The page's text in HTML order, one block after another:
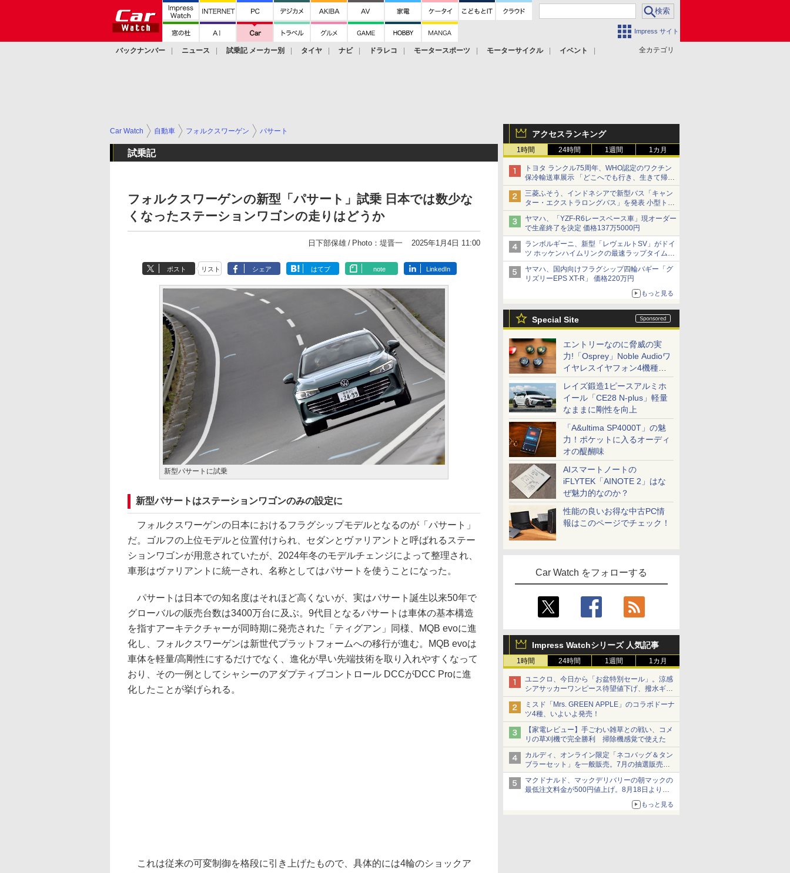
Impress サイト
全カテゴリ
バックナンバー ニュース 試乗記 メーカー別 タイヤ ナビ ドラレコ モータースポーツ モーターサイクル
イベント
アクセスランキング
1時間 24時間 1週間 1カ月
トヨタ ランクル75周年、WHO認定のワクチン
保冷輸送車展示 「どこへでも行き、生きて帰っ
てこられる」ランドクルーザーで命をつなぐ
三菱ふそう、インドネシアで新型バス「キャン
ター・エクストラロングバス」を発表 小型トラ
ックベースの観光・旅客輸送向けバス
ヤマハ、「YZF-R6レースベース車」現オーダー
で生産終了を決定 価格137万5000円
ランボルギーニ、新型「レヴェルトSV」がドイ
ツ ホッケンハイムリンクの最速ラップタイムを
記録
ヤマハ、国内向けフラグシップ四輪バギー「グ
リズリーEPS XT-R」 価格220万円
もっと見る
Special Site
エントリーなのに脅威の実
力!「Osprey」Noble Audioワ
イヤレスイヤフォン4機種を
一気に聴く
レイズ鍛造1ピースアルミホ
イール「CE28 N-plus」軽量
なままに剛性を向上
「A&ultima SP4000T」の魅
力！ポケットに入るオーディ
オの醍醐味
AIスマートノートの
iFLYTEK「AINOTE 2」はな
ぜ魅力的なのか？
性能の良いお得な中古PC情
報はこのページでチェック！
Car Watch をフォローする
Impress Watchシリーズ 人気記事
1時間 24時間 1週間 1カ月
ユニクロ、今日から「お盆特別セール」。涼感
シアサッカーワンピース待望値下げ、撥水ギア
ショーツは1990円に
ミスド「Mrs. GREEN APPLE」のコラボドーナ
ツ4種、いよいよ発売！
【家電レビュー】手ごわい雑草との戦い、コメ
リの草刈機で完全勝利 掃除機感覚で使えた
カルディ、オンライン限定「ネコバッグ＆タン
ブラーセット」を一般販売。7月の抽選販売の
当選無効分
マクドナルド、マックデリバリーの朝マックの
最低注文料金が500円値上げ。8月18日より
もっと見る
Car Watch 自動車 フォルクスワーゲン パサート
試乗記
フォルクスワーゲンの新型「パサート」試乗 日本では数少な
くなったステーションワゴンの走りはどうか
日下部保雄 Photo：堤晋一 2025年1月4日 11:00
ポスト リスト シェア はてブ note LinkedIn
新型パサートに試乗
新型パサートはステーションワゴンのみの設定に
フォルクスワーゲンの日本におけるフラグシップモデルとなるのが「パサート」
だ。ゴルフの上位モデルと位置付けられ、セダンとヴァリアントと呼ばれるステー
ションワゴンが用意されていたが、2024年冬のモデルチェンジによって整理され、
車形はヴァリアントに統一され、名称としてはパサートを使うことになった。
パサートは日本での知名度はそれほど高くないが、実はパサート誕生以来50年で
グローバルの販売台数は3400万台に及ぶ。9代目となるパサートは車体の基本構造
を指すアーキテクチャーが同時期に発売された「ティグアン」同様、MQB evoに進
化し、フォルクスワーゲンは新世代プラットフォームへの移行が進む。MQB evoは
車体を軽量/高剛性にするだけでなく、進化が早い先端技術を取り入れやすくなって
おり、その一例としてシャシーのアダプティブコントロール DCCがDCC Proに進
化したことが挙げられる。
これは従来の可変制御を格段に引き上げたもので、具体的には4輪のショックア